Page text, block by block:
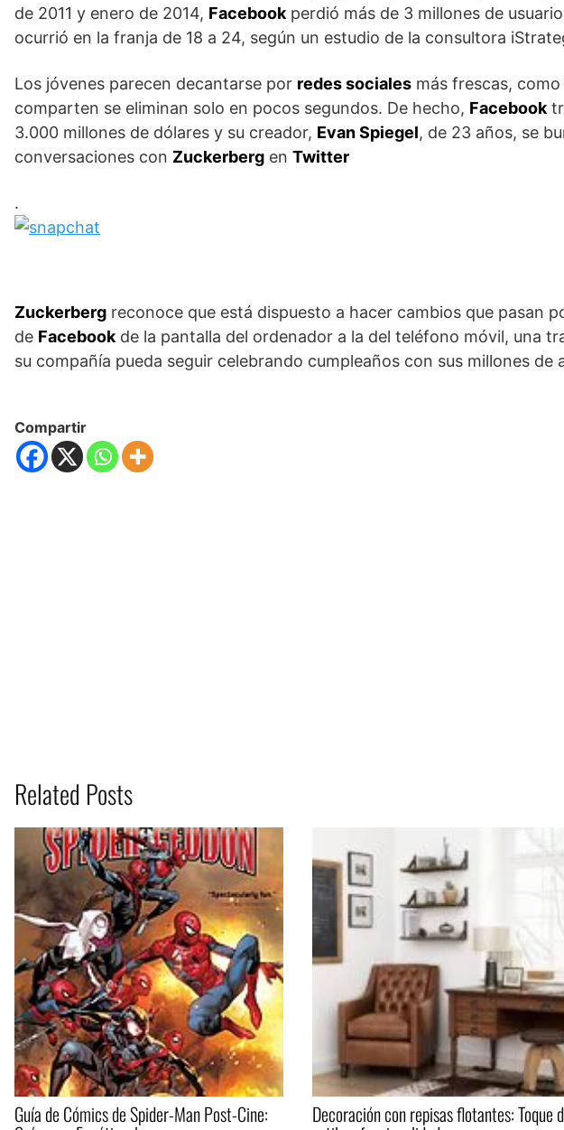
de 2011 y enero de 2014, Facebookperdió más de 3 millones de
ocurrió en la franja de 18 a 24, según un estudio de la consultora
Los jóvenes parecen decantarse por redes sociales más frescas, como
comparten se eliminan solo en pocos segundos. De hecho, Facebook
3.000 millones de dólares y su creador, Evan Spiegel, de 23 años, se
conversaciones con Zuckerberg en Twitter
.
Zuckerberg reconoce que está dispuesto a hacer cambios que pasan
de Facebookde la pantalla del ordenador a la del teléfono móvil, una
su compañía pueda seguir celebrando cumpleaños con sus millones de
Compartir
Related Posts
Guía de Cómics de Spider-Man Post-Cine: Decoración con repisas flotantes: Toque